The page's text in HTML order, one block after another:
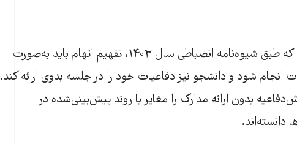
این اقدام در حالی صورت گرفته که طبق شیوه‌نامه انضباطی سال ۱۴۰۳، تفهیم اتهام باید به‌صورت
انجام شود و دانشجو نیز دفاعیات خود را در جلسه بدوی ارائه کند.
بدون ارائه مدارک را مغایر با روند پیش‌بینی‌شده در
دانسته‌اند.